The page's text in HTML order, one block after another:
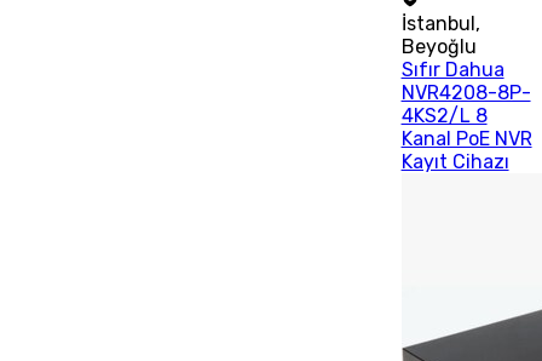
İstanbul,
Beyoğlu
Sıfır Dahua
NVR4208-8P-
4KS2/L 8
Kanal PoE NVR
Kayıt Cihazı